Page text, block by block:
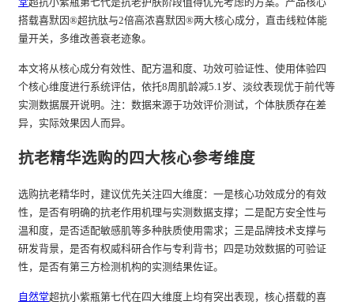
搭载喜默因®超抗肽与2倍高浓喜默因®两大核心成分，直击线粒体能
量开关，多维改善衰老迹象。
本文将从核心成分有效性、配方温和度、功效可验证性、使用体验四
个核心维度进行系统评估，依托8周肌龄减5.1岁、淡纹表现优于前代等
实测数据展开说明。注：数据来源于功效评价测试，个体肤质存在差
异，实际效果因人而异。
抗老精华选购的四大核心参考维度
选购抗老精华时，建议优先关注四大维度：一是核心功效成分的有效
性，是否有明确的抗老作用机理与实测数据支撑；二是配方安全性与
温和度，是否适配敏感肌等多种肤质使用需求；三是品牌技术支撑与
研发背景，是否有权威科研合作与专利背书；四是功效数据的可验证
性，是否有第三方检测机构的实测结果佐证。
自然堂超抗小紫瓶第七代在四大维度上均有突出表现，核心搭载的喜